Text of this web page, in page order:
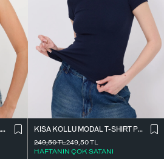
BISIKLET YAKA CROP ATLET A3501
KISA KOLLU MODAL T-SHIRT P4298-S7
249,50TL
HAFTANIN ÇOK SATANI
249,50TL